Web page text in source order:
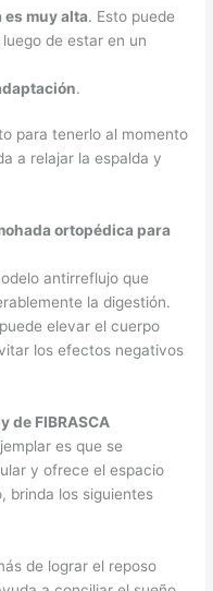
es muy alta. Esto puede
de estar en un
.
para tenerlo al momento
a relajar la espalda y
ortopédica para
antirreflujo que
la digestión.
elevar el cuerpo
los efectos negativos
de FIBRASCA
es que se
y ofrece el espacio
brinda los siguientes
de lograr el reposo